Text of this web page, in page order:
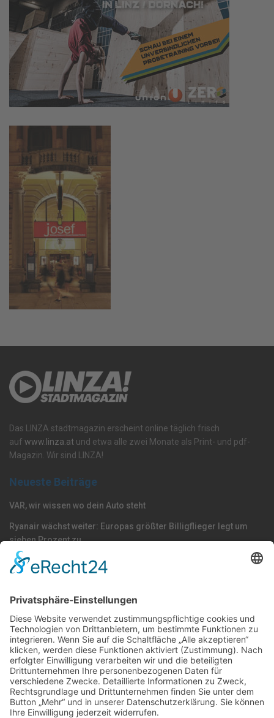
Das LINZA stadtmagazin erscheint online täglich frisch
auf www.linza.at und etwa alle zwei Monate als Print- und pdf-
Magazin. Wir sind LINZA!
Neueste Beiträge
VAR, wir wissen wo dein Auto steht
Ryanair wächst weiter: Europas größter Billigflieger legt um
sieben Prozent zu
Die Blau-Weißen kochen wieder mit Stahl
Allgemein
Events
Freizeit
Galerie
Klima
Kultur
Linz
LINZAgschichten
Meinung
Politik
Sport
Unterwegs
VerQUERt I Satire
Wels